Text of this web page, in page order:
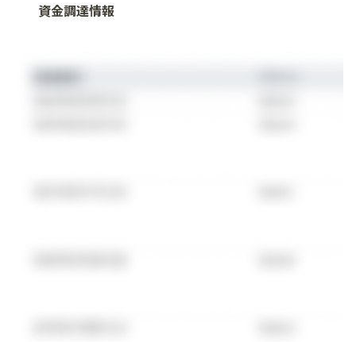
資金調達情報